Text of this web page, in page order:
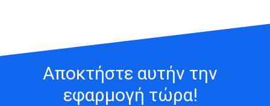
Αποκτήστε αυτήν την
εφαρμογή τώρα!